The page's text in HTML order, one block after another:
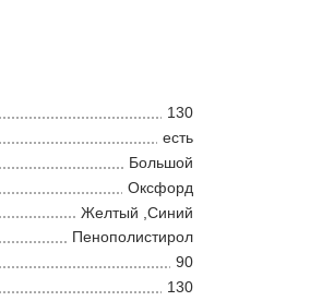
130
есть
Большой
Оксфорд
Желтый ,Синий
Пенополистирол
90
130